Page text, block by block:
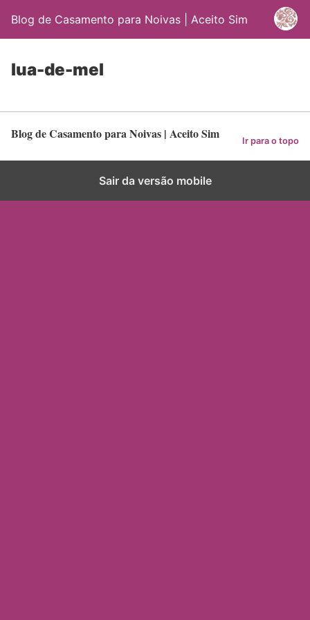
Blog de Casamento para Noivas | Aceito Sim
lua-de-mel
Blog de Casamento para Noivas | Aceito Sim Ir para o topo
Sair da versão mobile